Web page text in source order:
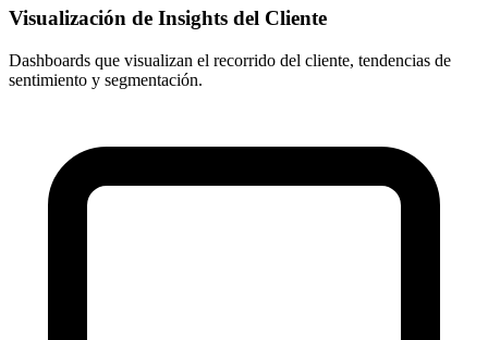
Visualización de Insights del Cliente
Dashboards que visualizan el recorrido del cliente, tendencias de
sentimiento y segmentación.